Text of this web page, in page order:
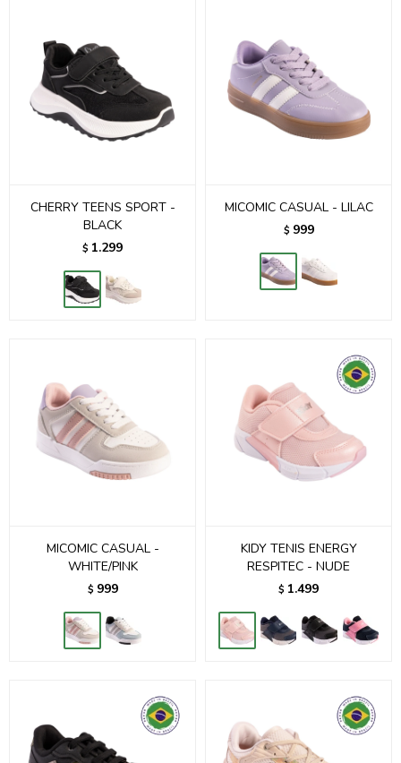
CHERRY TEENS SPORT -
BLACK
$ 1.299
MICOMIC CASUAL - LILAC
$ 999
MICOMIC CASUAL -
WHITE/PINK
$ 999
KIDY TENIS ENERGY
RESPITEC - NUDE
$ 1.499